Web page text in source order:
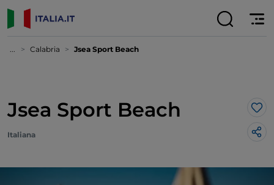
... Calabria Jsea Sport Beach
Jsea Sport Beach
Italiana